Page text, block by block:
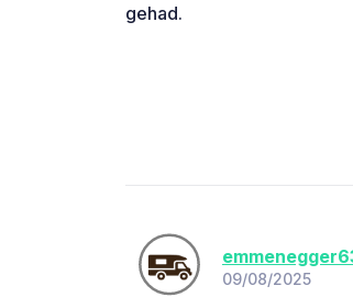
gehad.
09/08/2025